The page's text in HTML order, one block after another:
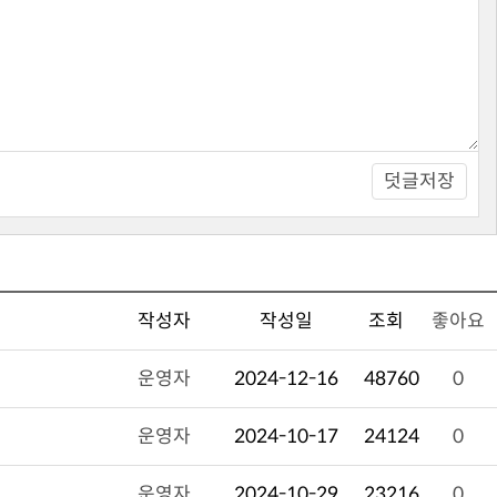
덧글저장
작성자 작성일 조회 좋아요
운영자 2024-12-16 48760 0
운영자 2024-10-17 24124 0